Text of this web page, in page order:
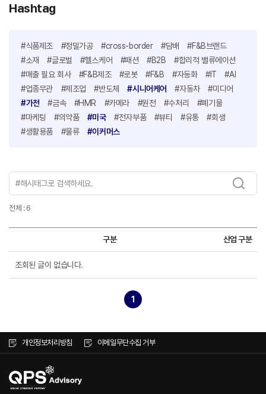
Hashtag
#식품제조 #정밀가공 #cross-border #담배
#F&B브랜드
#소재
#글로벌 #헬스케어 #패션 #B2B
#합리적 밸류에이션
#매출 필요 회사
#F&B제조 #로봇 #F&B #자동화 #IT
#AI
#업종무관
#제조업 #반도체 #시니어케어 #자동차
#미디어
#가전
#금속 #HMR #카메라 #원전 #수처리
#폐기물
#마케팅
#의약품 #미국 #전자부품 #뷰티 #유통
#회생
#생활용품
#물류 #이커머스
전체 : 6
구분 산업 구분
조회된 글이 없습니다.
1
개인정보처리방침 이메일무단수집 거부